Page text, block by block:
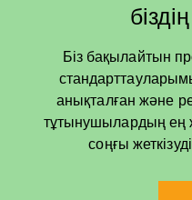
Біз бақылайтын
анықталған және
тұтынушылардың ең
соңғы